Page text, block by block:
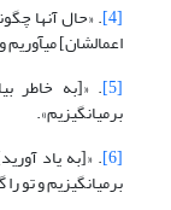
[4] . «حال آنها
اعمالشان] می‏آوریم
[5] . «[به خاطر
برمی‏انگیزیم».
[6] . «[به یاد
برمی‏انگیزیم و تو